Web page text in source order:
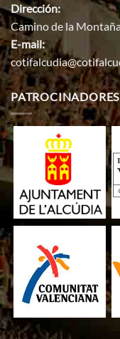
Dirección:
Camino de la
E-mail: